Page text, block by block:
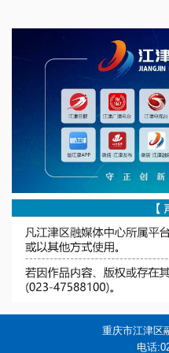
重庆市江津区
电话